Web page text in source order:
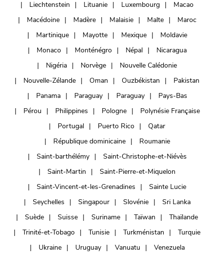
Liechtenstein
Lituanie Luxembourg
Macao
Macédoine
Madère Malaisie Malte
Maroc
Martinique
Mayotte Mexique
Moldavie
Monaco
Monténégro Népal
Nicaragua
Nigéria
Norvège
Nouvelle Calédonie
Nouvelle-Zélande
Oman Ouzbékistan
Pakistan
Panama
Paraguay Paraguay
Pays-Bas
Pérou
Philippines Pologne
Polynésie Française
Portugal
Puerto Rico
Qatar
République dominicaine
Roumanie
Saint-barthélémy
Saint-Christophe-et-Niévès
Saint-Martin
Saint-Pierre-et-Miquelon
Saint-Vincent-et-les-Grenadines
Sainte Lucie
Seychelles
Singapour Slovénie
Sri Lanka
Suède
Suisse Suriname Taïwan
Thaïlande
Trinité-et-Tobago
Tunisie Turkménistan
Turquie
Ukraine
Uruguay Vanuatu
Venezuela